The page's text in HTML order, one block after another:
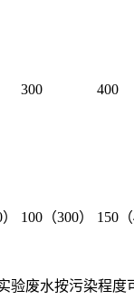
300 400
100（300） 150（
验废水按污染程度